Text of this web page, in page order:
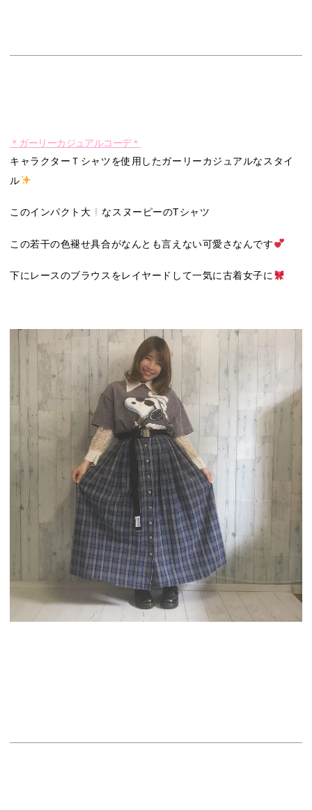
＊ガーリーカジュアルコーデ＊
キャラクターＴシャツを使用したガーリーカジュアルなスタイ
ル
このインパクト大 なスヌーピーのTシャツ
この若干の色褪せ具合がなんとも言えない可愛さなんです
下にレースのブラウスをレイヤードして一気に古着女子に